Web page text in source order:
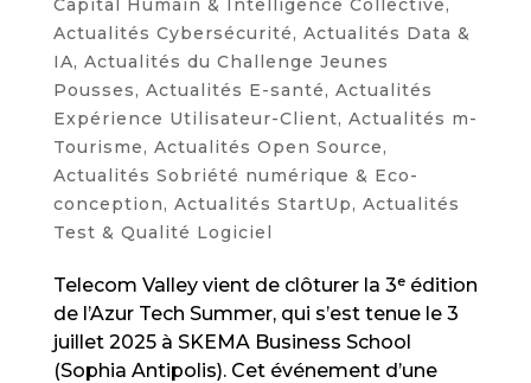
Capital Humain & Intelligence Collective,
Actualités Cybersécurité, Actualités Data &
IA, Actualités du Challenge Jeunes
Pousses, Actualités E-santé, Actualités
Expérience Utilisateur-Client, Actualités m-
Tourisme, Actualités Open Source,
Actualités Sobriété numérique & Eco-
conception, Actualités StartUp, Actualités
Test & Qualité Logiciel
Telecom Valley vient de clôturer la 3ᵉ édition
de l’Azur Tech Summer, qui s’est tenue le 3
juillet 2025 à SKEMA Business School
(Sophia Antipolis). Cet événement d’une